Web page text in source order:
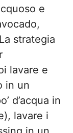
e
strategia
lavare e
in un
d’acqua in
lavare i